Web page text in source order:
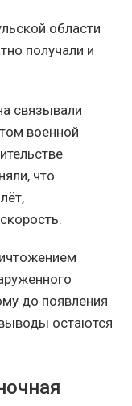
области
получали и
связывали
военной
что
до появления
остаются